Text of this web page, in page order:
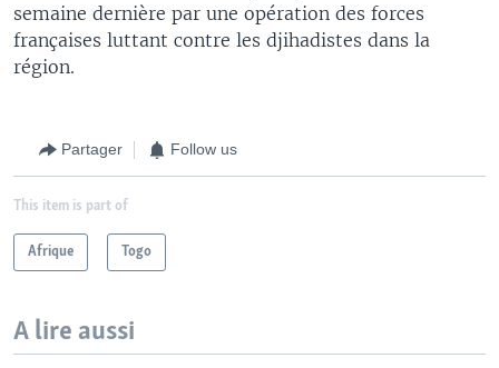
semaine dernière par une opération des forces
françaises luttant contre les djihadistes dans la
région.
Partager Follow us
This item is part of
Afrique Togo
A lire aussi